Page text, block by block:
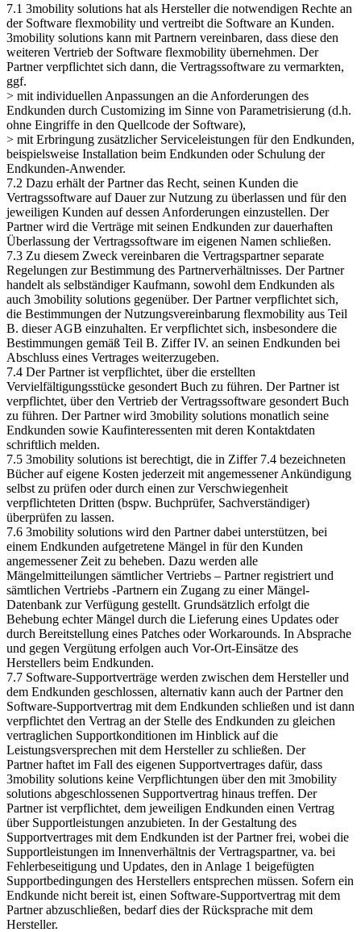
7.1 3mobility solutions hat als Hersteller die notwendigen Rechte an
der Software flexmobility und vertreibt die Software an Kunden.
3mobility solutions kann mit Partnern vereinbaren, dass diese den
weiteren Vertrieb der Software flexmobility übernehmen. Der
Partner verpflichtet sich dann, die Vertragssoftware zu vermarkten,
ggf.
> mit individuellen Anpassungen an die Anforderungen des
Endkunden durch Customizing im Sinne von Parametrisierung (d.h.
ohne Eingriffe in den Quellcode der Software),
> mit Erbringung zusätzlicher Serviceleistungen für den Endkunden,
beispielsweise Installation beim Endkunden oder Schulung der
Endkunden-Anwender.
7.2 Dazu erhält der Partner das Recht, seinen Kunden die
Vertragssoftware auf Dauer zur Nutzung zu überlassen und für den
jeweiligen Kunden auf dessen Anforderungen einzustellen. Der
Partner wird die Verträge mit seinen Endkunden zur dauerhaften
Überlassung der Vertragssoftware im eigenen Namen schließen.
7.3 Zu diesem Zweck vereinbaren die Vertragspartner separate
Regelungen zur Bestimmung des Partnerverhältnisses. Der Partner
handelt als selbständiger Kaufmann, sowohl dem Endkunden als
auch 3mobility solutions gegenüber. Der Partner verpflichtet sich,
die Bestimmungen der Nutzungsvereinbarung flexmobility aus Teil
B. dieser AGB einzuhalten. Er verpflichtet sich, insbesondere die
Bestimmungen gemäß Teil B. Ziffer IV. an seinen Endkunden bei
Abschluss eines Vertrages weiterzugeben.
7.4 Der Partner ist verpflichtet, über die erstellten
Vervielfältigungsstücke gesondert Buch zu führen. Der Partner ist
verpflichtet, über den Vertrieb der Vertragssoftware gesondert Buch
zu führen. Der Partner wird 3mobility solutions monatlich seine
Endkunden sowie Kaufinteressenten mit deren Kontaktdaten
schriftlich melden.
7.5 3mobility solutions ist berechtigt, die in Ziffer 7.4 bezeichneten
Bücher auf eigene Kosten jederzeit mit angemessener Ankündigung
selbst zu prüfen oder durch einen zur Verschwiegenheit
verpflichteten Dritten (bspw. Buchprüfer, Sachverständiger)
überprüfen zu lassen.
7.6 3mobility solutions wird den Partner dabei unterstützen, bei
einem Endkunden aufgetretene Mängel in für den Kunden
angemessener Zeit zu beheben. Dazu werden alle
Mängelmitteilungen sämtlicher Vertriebs – Partner registriert und
sämtlichen Vertriebs -Partnern ein Zugang zu einer Mängel-
Datenbank zur Verfügung gestellt. Grundsätzlich erfolgt die
Behebung echter Mängel durch die Lieferung eines Updates oder
durch Bereitstellung eines Patches oder Workarounds. In Absprache
und gegen Vergütung erfolgen auch Vor-Ort-Einsätze des
Herstellers beim Endkunden.
7.7 Software-Supportverträge werden zwischen dem Hersteller und
dem Endkunden geschlossen, alternativ kann auch der Partner den
Software-Supportvertrag mit dem Endkunden schließen und ist dann
verpflichtet den Vertrag an der Stelle des Endkunden zu gleichen
vertraglichen Supportkonditionen im Hinblick auf die
Leistungsversprechen mit dem Hersteller zu schließen. Der
Partnerhaftet im Fall des eigenen Supportvertrages dafür, dass
3mobility solutions keine Verpflichtungen über den mit 3mobility
solutions abgeschlossenen Supportvertrag hinaus treffen. Der
Partner ist verpflichtet, dem jeweiligen Endkunden einen Vertrag
über Supportleistungen anzubieten. In der Gestaltung des
Supportvertrages mit dem Endkunden ist der Partner frei, wobei die
Supportleistungen im Innenverhältnis der Vertragspartner, va. bei
Fehlerbeseitigung und Updates, den in Anlage 1 beigefügten
Supportbedingungen des Herstellers entsprechen müssen. Sofern ein
Endkunde nicht bereit ist, einen Software-Supportvertrag mit dem
Partner abzuschließen, bedarf dies der Rücksprache mit dem
Hersteller.